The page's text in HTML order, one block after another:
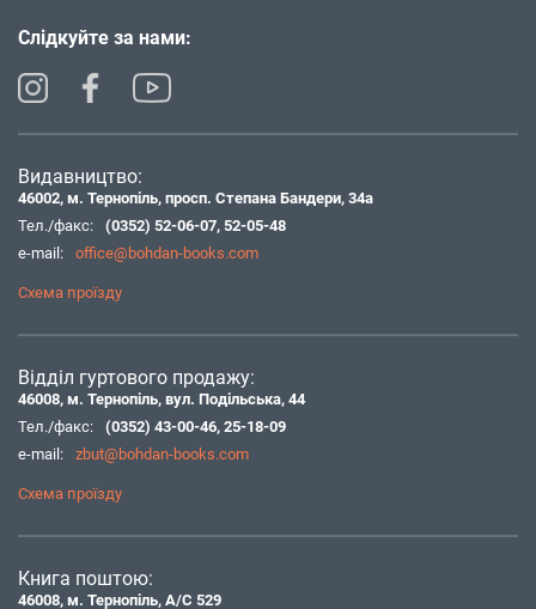
Слідкуйте за нами:
Видавництво:
46002, м. Тернопіль, просп. Степана Бандери, 34а
Тел./факс:
(0352) 52-06-07, 52-05-48
e-mail:
office@bohdan-books.com
Схема проїзду
Відділ гуртового продажу:
46008, м. Тернопіль, вул. Подільська, 44
Тел./факс:
(0352) 43-00-46, 25-18-09
e-mail:
zbut@bohdan-books.com
Схема проїзду
Книга поштою:
46008, м. Тернопіль, А/С 529